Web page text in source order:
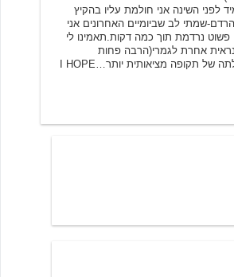
לפני השינה אני חולמת עליו בהקיץ
שמתי לב שביומיים האחרונים אני
פשוט נרדמת תוך כמה דקות.תאמינו לי
אחרת לגמרי(הרבה פחות
עייפה!).אולי זו תחילתה של תקופה מציאותית יותר…I HOPE